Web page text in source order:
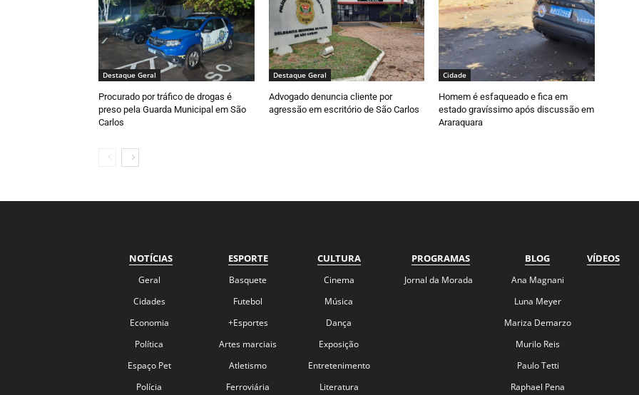
Destaque Geral
Procurado por tráfico de drogas é
preso pela Guarda Municipal em São
Carlos
Destaque Geral
Advogado denuncia cliente por
agressão em escritório de São Carlos
Cidade
Homem é esfaqueado e fica em
estado gravíssimo após discussão em
Araraquara
NOTÍCIAS
Geral
Cidades
Economia
Política
Espaço Pet
Polícia
ESPORTE
Basquete
Futebol
+Esportes
Artes marciais
Atletismo
Ferroviária
CULTURA
Cinema
Música
Dança
Exposição
Entretenimento
Literatura
PROGRAMAS
Jornal da Morada
BLOG
Ana Magnani
Luna Meyer
Mariza Demarzo
Murilo Reis
Paulo Tetti
Raphael Pena
VÍDEOS